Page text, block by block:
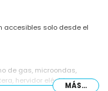
accesibles solo desde el
de gas, microondas,
hervidor eléctrico,
MÁS...